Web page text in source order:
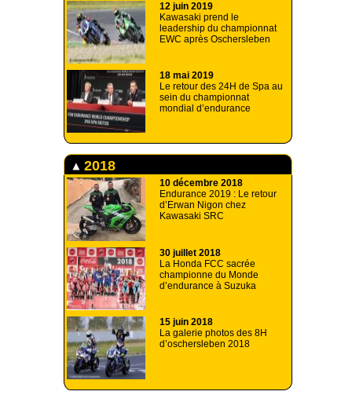
12 juin 2019
Kawasaki prend le
leadership du championnat
EWC après Oschersleben
18 mai 2019
Le retour des 24H de Spa au
sein du championnat
mondial d’endurance
2018
10 décembre 2018
Endurance 2019 : Le retour
d’Erwan Nigon chez
Kawasaki SRC
30 juillet 2018
La Honda FCC sacrée
championne du Monde
d’endurance à Suzuka
15 juin 2018
La galerie photos des 8H
d’oschersleben 2018